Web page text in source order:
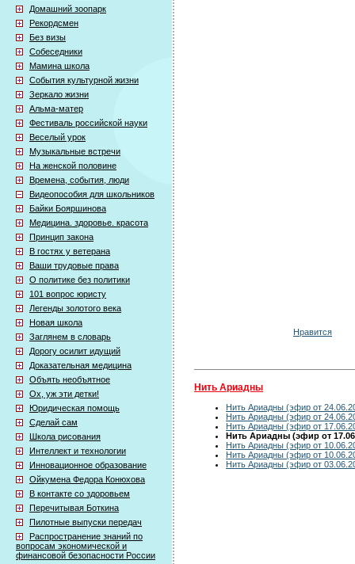
Домашний зоопарк
Рекордсмен
Без визы
Собеседники
Мамина школа
События культурной жизни
Зеркало жизни
Альма-матер
Фестиваль российской науки
Веселый урок
Музыкальные встречи
На женской половине
Времена, события, люди
Видеопособия для школьников
Байки Бояршинова
Медицина. здоровье. красота
Принцип закона
В гостях у ветерана
Ваши трудовые права
О политике без политики
101 вопрос юристу
Легенды золотого века
Новая школа
Заглянем в словарь
Дорогу осилит идущий
Доказательная медицина
Объять необъятное
Ох, уж эти детки!
Юридическая помощь
Сделай сам
Школа рисования
Интеллект и технологии
Инновационное образование
Ойкумена Федора Конюхова
В контакте со здоровьем
Перечитывая Боткина
Пилотные выпуски передач
Распространение знаний по
вопросам экономической и
финансовой безопасности России
Нравится
Нить Ариадны
Нить Ариадны (эфир от
Нить Ариадны (эфир от
Нить Ариадны (эфир от
Нить Ариадны (эфир от
Нить Ариадны (эфир от
Нить Ариадны (эфир от
Нить Ариадны (эфир от